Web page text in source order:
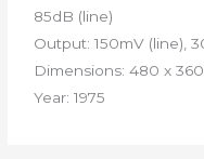
85dB (line)
Output: 150mV (line),
Dimensions: 480 x
Year: 1975